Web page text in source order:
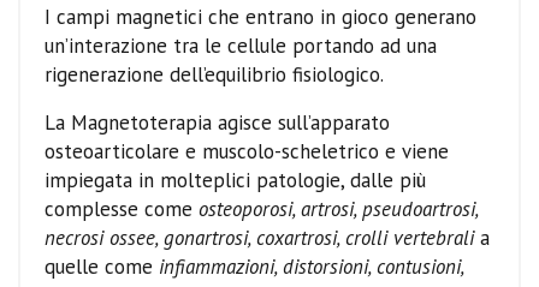
I campi magnetici che entrano in gioco generano
un’interazione tra le cellule portando ad una
rigenerazione dell’equilibrio fisiologico.
La Magnetoterapia agisce sull’apparato
osteoarticolare e muscolo-scheletrico e viene
impiegata in molteplici patologie, dalle più
complesse come osteoporosi, artrosi, pseudoartrosi,
necrosi ossee, gonartrosi, coxartrosi, crolli vertebralia
quelle come infiammazioni, distorsioni, contusioni,